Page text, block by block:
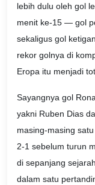
lebih dulu oleh gol
menit ke-15 — gol
sekaligus gol
rekor golnya di
Eropa itu menjadi
Sayangnya gol
yakni Ruben Dias
masing-masing
2-1 sebelum turun
di sepanjang
dalam satu